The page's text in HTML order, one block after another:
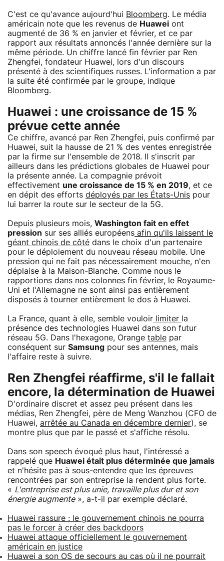
C'est ce qu'avance aujourd'hui Bloomberg. Le média
américain note que les revenus de Huawei ont
augmenté de 36 % en janvier et février, et ce par
rapport aux résultats annoncés l'année dernière sur la
même période. Un chiffre lancé fin février par Ren
Zhengfei, fondateur Huawei, lors d'un discours
présenté à des scientifiques russes. L'information a par
la suite été confirmée par le groupe, indique
Bloomberg.
Huawei : une croissance de 15 %
prévue cette année
Ce chiffre, avancé par Ren Zhengfei, puis confirmé par
Huawei, suit la hausse de 21 % des ventes enregistrée
par la firme sur l'ensemble de 2018. Il s'inscrit par
ailleurs dans les prédictions globales de Huawei pour
la présente année. La compagnie prévoit
effectivement une croissance de 15 % en 2019, et ce
en dépit des efforts déployés par les États-Unis pour
lui barrer la route sur le secteur de la 5G.
Depuis plusieurs mois, Washington fait en effet
pression sur ses alliés européens afin qu'ils laissent le
géant chinois de côté dans le choix d'un partenaire
pour le déploiement du nouveau réseau mobile. Une
pression qui ne fait pas nécessairement mouche, n'en
déplaise à la Maison-Blanche. Comme nous le
rapportions dans nos colonnes fin février, le Royaume-
Uni et l'Allemagne ne sont ainsi pas entièrement
disposés à tourner entièrement le dos à Huawei.
La France, quant à elle, semble vouloir limiter la
présence des technologies Huawei dans son futur
réseau 5G. Dans l'hexagone, Orange table par
conséquent sur Samsung pour ses antennes, mais
l'affaire reste à suivre.
Ren Zhengfei réaffirme, s'il le fallait
encore, la détermination de Huawei
D'ordinaire discret et assez peu présent dans les
médias, Ren Zhengfei, père de Meng Wanzhou (CFO de
Huawei, arrêtée au Canada en décembre dernier), se
montre plus que par le passé et s'affiche résolu.
Dans son speech évoqué plus haut, l'intéressé a
rappelé que Huawei était plus déterminée que jamais
et n'hésite pas à sous-entendre que les épreuves
rencontrées par son entreprise la rendent plus forte.
« L'entreprise est plus unie, travaille plus dur et son
énergie augmente», a-t-il par exemple déclaré.
Huawei rassure : le gouvernement chinois ne pourra
pas le forcer à créer des backdoors
Huawei attaque officiellement le gouvernement
américain en justice
Huawei a son OS de secours au cas où il ne pourrait